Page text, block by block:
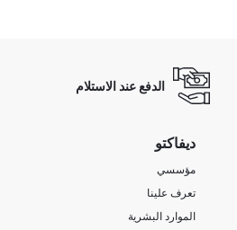
الدفع عند الاستلام
ديفاكتو
مؤسسي
تعرف علينا
الموارد البشرية